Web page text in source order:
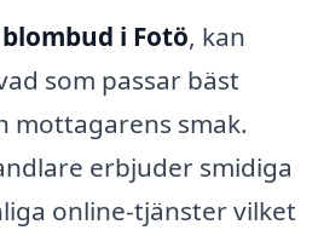
i Fotö, kan
som passar bäst
mottagarens smak.
erbjuder smidiga
online-tjänster vilket